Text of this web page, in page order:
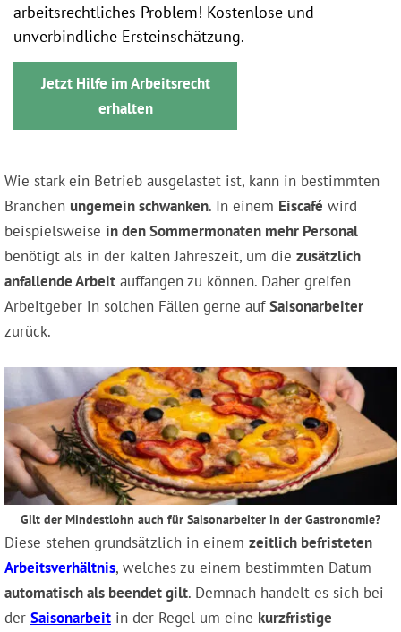
arbeitsrechtliches Problem! Kostenlose und
unverbindliche Ersteinschätzung.
Jetzt Hilfe im Arbeitsrecht
erhalten
Wie stark ein Betrieb ausgelastet ist, kann in bestimmten
Branchen ungemein schwanken. In einem Eiscafé wird
beispielsweise in den Sommermonaten mehr Personal
benötigt als in der kalten Jahreszeit, um die zusätzlich
anfallende Arbeit auffangen zu können. Daher greifen
Arbeitgeber in solchen Fällen gerne aufSaisonarbeiter
zurück.
Gilt der Mindestlohn auch für Saisonarbeiter in der Gastronomie?
Diese stehen grundsätzlich in einem zeitlich befristeten
Arbeitsverhältnis, welches zu einem bestimmten Datum
automatisch als beendet gilt. Demnach handelt es sich bei
der Saisonarbeit in der Regel um eine kurzfristige